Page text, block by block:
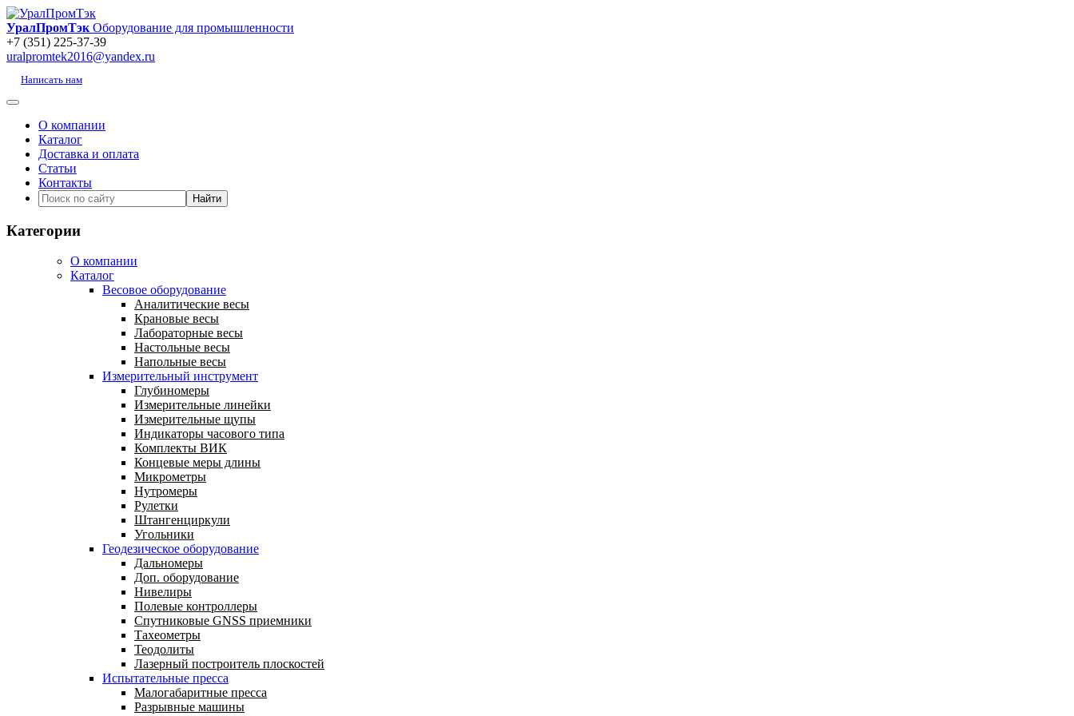
УралПромТэк Оборудование для промышленности
+7 (351) 225-37-39
uralpromtek2016@yandex.ru
Написать нам
О компании
Каталог
Доставка и оплата
Статьи
Контакты
Категории
О компании
Каталог
Весовое оборудование
Аналитические весы
Крановые весы
Лабораторные весы
Настольные весы
Напольные весы
Измерительный инструмент
Глубиномеры
Измерительные линейки
Измерительные щупы
Индикаторы часового типа
Комплекты ВИК
Концевые меры длины
Микрометры
Нутромеры
Рулетки
Штангенциркули
Угольники
Геодезическое оборудование
Дальномеры
Доп. оборудование
Нивелиры
Полевые контроллеры
Спутниковые GNSS приемники
Тахеометры
Теодолиты
Лазерный построитель плоскостей
Испытательные пресса
Малогабаритные пресса
Разрывные машины